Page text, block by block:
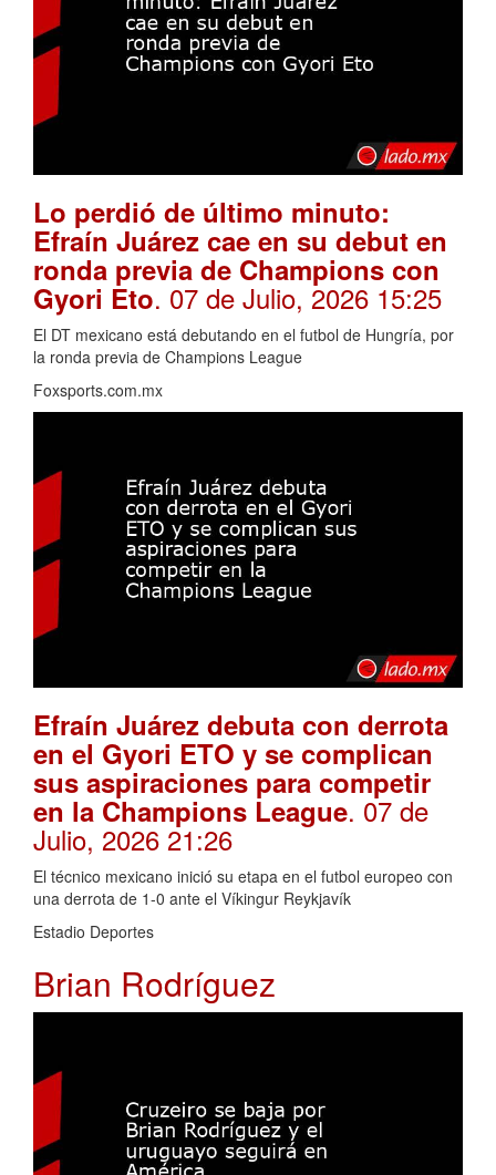
Lo perdió de último minuto:
Efraín Juárez cae en su debut en
ronda previa de Champions con
Gyori Eto. 07 de Julio, 2026 15:25
El DT mexicano está debutando en el futbol de Hungría, por
la ronda previa de Champions League
Foxsports.com.mx
Efraín Juárez debuta con derrota
en el Gyori ETO y se complican
sus aspiraciones para competir
en la Champions League. 07 de
Julio, 2026 21:26
El técnico mexicano inició su etapa en el futbol europeo con
una derrota de 1-0 ante el Víkingur Reykjavík
Estadio Deportes
Brian Rodríguez